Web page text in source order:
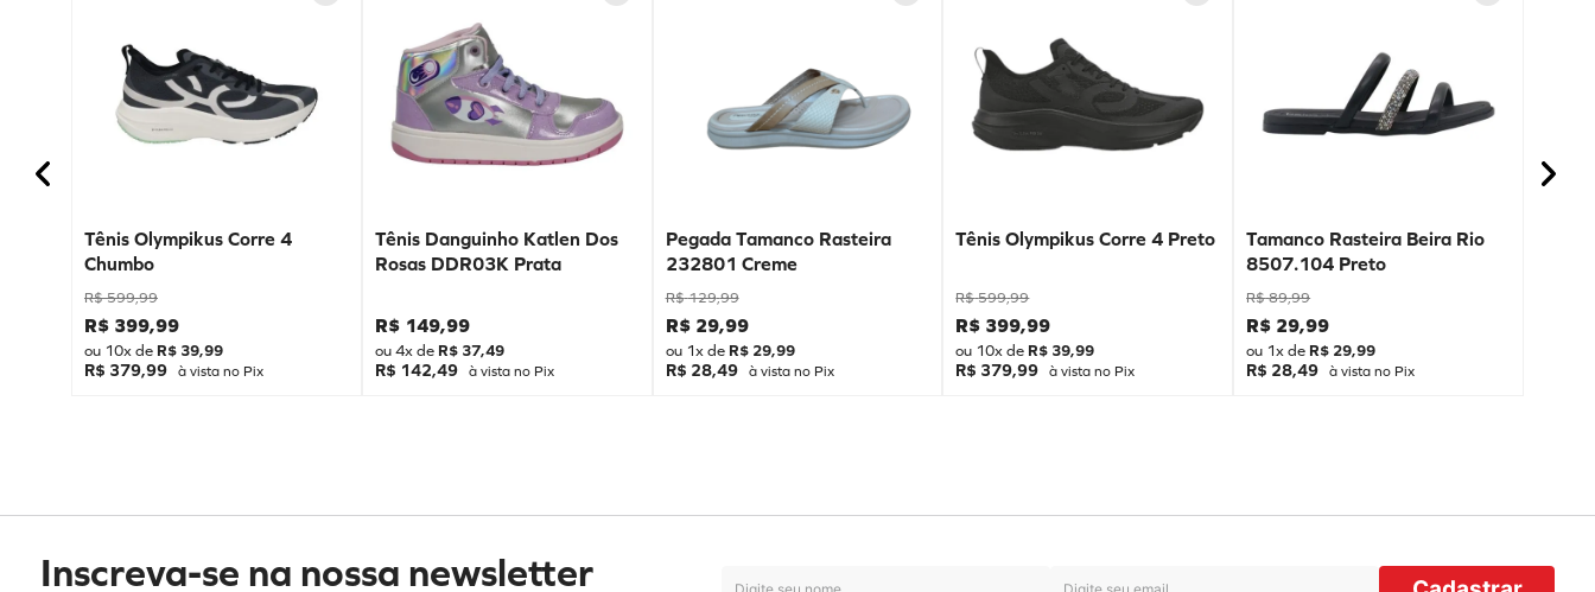
Tênis Olympikus Corre 4
Chumbo
R$ 599,99
R$ 399,99
ou 10x de R$ 39,99
R$ 379,99 à vista no Pix
Tênis Danguinho Katlen Dos
Rosas DDR03K Prata
R$ 149,99
ou4x de R$ 37,49
R$ 142,49 à vista no Pix
Pegada Tamanco Rasteira
232801 Creme
R$ 129,99
R$ 29,99
ou 1x de R$ 29,99
R$ 28,49 à vista no Pix
Tênis Olympikus Corre 4 Preto
R$ 599,99
R$ 399,99
ou 10x de R$ 39,99
R$ 379,99 à vista no Pix
Tamanco Rasteira Beira Rio
8507.104 Preto
R$ 89,99
R$ 29,99
ou 1x de R$ 29,99
R$ 28,49 à vista no Pix
Inscreva-se na nossa newsletter